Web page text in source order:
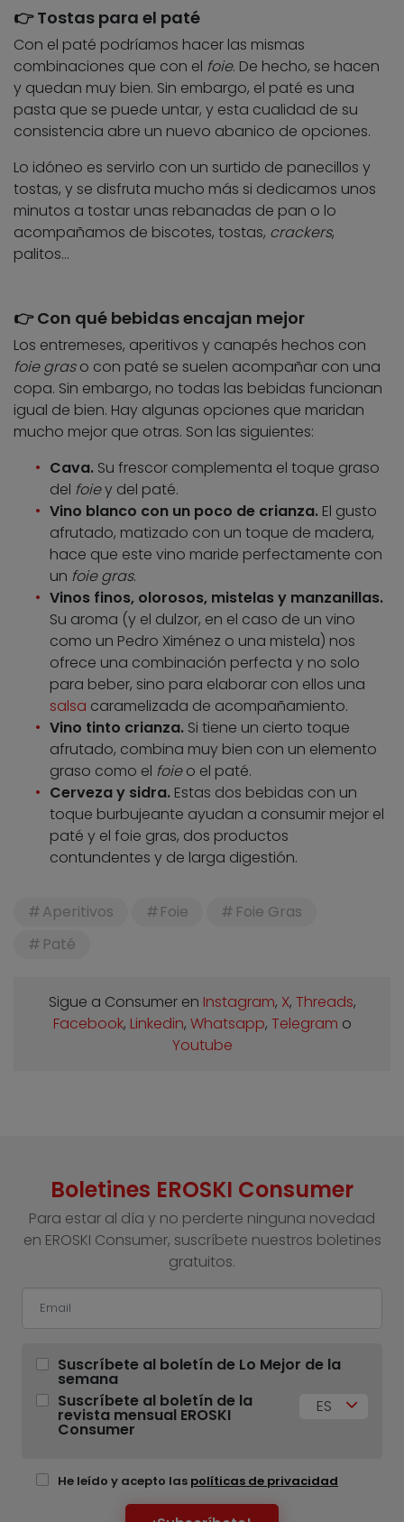
👉 Tostas para el paté
Con el paté podríamos hacer las mismas
combinaciones que con el foie. De hecho, se hacen
y quedan muy bien. Sin embargo, el paté es una
pasta que se puede untar, y esta cualidad de su
consistencia abre un nuevo abanico de opciones.
Lo idóneo es servirlo con un surtido de panecillos y
tostas, y se disfruta mucho más si dedicamos unos
minutos a tostar unas rebanadas de pan o lo
acompañamos de biscotes, tostas, crackers,
palitos…
👉 Con qué bebidas encajan mejor
Los entremeses, aperitivos y canapés hechos con
foie graso con paté se suelen acompañar con una
copa. Sin embargo, no todas las bebidas funcionan
igual de bien. Hay algunas opciones que maridan
mucho mejor que otras. Son las siguientes:
Cava. Su frescor complementa el toque graso
del foiey del paté.
Vino blanco con un poco de crianza. El gusto
afrutado, matizado con un toque de madera,
hace que este vino maride perfectamente con
un foie gras.
Vinos finos, olorosos, mistelas y manzanillas.
Su aroma (y el dulzor, en el caso de un vino
como un Pedro Ximénez o una mistela) nos
ofrece una combinación perfecta y no solo
para beber, sino para elaborar con ellos una
salsa caramelizada de acompañamiento.
Vino tinto crianza. Si tiene un cierto toque
afrutado, combina muy bien con un elemento
graso como el foieo el paté.
Cerveza y sidra. Estas dos bebidas con un
toque burbujeante ayudan a consumir mejor el
paté y el foie gras, dos productos
contundentes y de larga digestión.
Aperitivos Foie
Foie Gras
Paté
Sigue a Consumer en Instagram, X, Threads,
Facebook, Linkedin, Whatsapp, Telegram o
Youtube
Boletines EROSKI Consumer
Para estar al día y no perderte ninguna novedad
en EROSKI Consumer, suscríbete nuestros boletines
gratuitos.
Suscríbete al boletín de Lo Mejor de la
semana
Suscríbete al boletín de la
revista mensual EROSKI
Consumer
ES
He leído y acepto las políticas de privacidad